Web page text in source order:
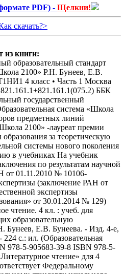
PDF) - Щелкни!
скачать?>
из книги:
произведение. В других книгах из пролога можно узнать, почему потом произошли те или иные события. А некоторые писатели помещают в пролог кусочек из середины книги, чтобы заинтересовать читателя. Итак, наш пролог. — Держитесь крепче, сударыня! — услышала Оля голос Николая Александровича. Девочка схватилась за ручки кресла и зажмурила глаза. Она хотела позвать Игоря, но не смогла. Через несколько секунд раздался звон, потом скрежет; потом сильный порыв ветра ворвался в комнату. Вдруг девочка почувствовала, что её тело стало очень лёгким и она уже не сидит в кресле, а плывёт. Оля открыла глаза и увидела брата. Игорь тоже плыл, раскинув руки. Что это? Море? Непохоже. Ну конечно же, это воздух, воздушный океан! Внизу проплывали поля, потом начался город. Вдруг Игорь крикнул: — Смотри, это же наша улица! Да, это была их Остсоженка, но что-то в ней изменилось. Дома были те же, но исчез асфальт. По улице медленно катился старинный экипаж... Что же происходит? Неужели всё, что говорил Николай Александрович, правда?.. ооооооооС оооооооо/^ оооооооо L Х^ОСООООО_____Q е Раздел I Любимые книги \ О- ^—о ^ Генрих Сапгир (1928-1999) СЕГОДНЯ, ЗАВТРА И ВЧЕРА Пробудился я сегодня — На дворе сияет солнце. Я подумал: «Как вчера. Если завтра будет то же, Если завтра будет солнце, Замечательно! Ура!» А вчера что я подумал? Я подумал про сегодня: «Если завтра будет солнце, Замечательно! Ура!» Значит, я вчера подумал, Что сегодня — это завтра. Но когда пройдёт сегодня, Назовут его «вчера». Значит, так: проснусь я завтра И подумаю: «Сегодня На дворе сияет солнце — И сегодня, как вчера». А потом настанет завтра, Будет новое сегодня. Как чудесно жить на свете! Замечательно! Ура! Просто замечательно жить на свете, даже если у тебя болит горло и поднялась температура: можно не ходить в школу, лежать дома под тёплым одеялом и читать. Вот это жизнь! Примерно так думали наши герои — Игорь и Оля. Это их любимым стихотворением Генриха Сапгира мы открыли первый раздел книги. Кстати, вы же ещё незнакомы! Ребята, разрешите вам представить наших героев. Оля и Игорь Сазоновы. Близнецы. Ученики четвёртого класса. Большие любители сладостей, приключений и интересных книжек. Люди вполне самостоятельные. оооооооО— Сейчас наши близнецы болеют и, чтобы не скучать, придумывают разные игры. У Оли в руках «Маленькая дверь в большой мир» и «В одном счастливом детстве» — учебники по литературному чтению, прочитанные по многу-многу раз. — А давай играть в писателей, — предлагает она брату. — Как это? — Давай будем по очереди называть писателей из наших учебников. Кто назовёт последним, тот выиграл. — Давай, я всех помню! — обрадовался Игорь. — А потом так же поиграем в названия. Начинай! — Генрих Сапгир! — Сергей Голицын! — Юнна Мориц!.. Ребята, поиграйте в эту игру на одном из первых уроков чтения. Пусть это будет интересный урок повторения. А это задания к нему: 1. Назовите писателей и поэтов, с которыми вы познакомились на уроках чтения. 2. Назовите имена детских писателей и «взрослых» — их стихи и рассказы вы читали во 2-м и в 3-м классах. Вспомните названия их произведений. 3. Какие рассказы вы читали во 2-м и в 3-м классах? А какие повести? Чем отличается повесть от рассказа? сказка от повести и рассказа? 4. Кто герои этих произведений? О ком из героев вам бы хотелось рассказать? Почему? 5. По каким признакам вы можете определить, как писатели относятся к своим героям? 6. Как, с помощью каких приёмов писатели помогают нам понять характеры героев? 7. Какие особенности есть у пьес, то есть драматических произведений? 8. Чем отличаются стихи от произведений в прозе (рассказов, повестей, сказок)? 9. Прочитайте наизусть свои любимые стихи. Оля и Игорь живут в Москве на улице Остоженка в старом доме, построенном ещё в начале XX века. В огромной квартире много комнат, часть из них сейчас пустует: соседи получили новые квартиры и разъехались; в двух живут наши герои с мамой и папой, а в одной, самой большой, — сосед, но о нём немного позже. Остоженка — старинная улица в центре Москвы, недалеко от Кремля. Из окон квартиры видны крыши соседних домов и небо. Оля любит смотреть на крыши. Ей кажется, что по крышам можно обойти всю Москву, так близко они подходят друг к другу. Но сейчас смотреть в окно нельзя: мама не разрешает. Игорь и Оля наигрались в «писателей», и в «названия», и в «продолжи стихотворение» и решили почитать друг другу вслух. Игорь, конечно же, сразу открыл своего любимого «Электроника». Хотите почитать вместе с ребятами? Вам наверняка понравится эта увлекательная фантастическая повесть. Виды Остоженки нач. XX-XXI вв. ооооооооС оооооооо оооооооо 9'^® @ ‘ ^ ■а птл Евгений Велтистов (1934-1989) Из книги «ПРИКЛЮЧЕНИЯ ЭЛЕКТРОНИКА» (главы) ГЛАВА 1 Чемодан с четырьмя ручками СПРАВКА Дана Электронику, машине 5-го поколения, в том, что он(а) в настоящее время полностью заменяет ученика 7-го класса «Б» Сергея Сыроежкина и обладает всеми правами человека (homo sapiens). Справка выдана для любопытных. (С. Сыроежкин) 1 Ранним майским утро